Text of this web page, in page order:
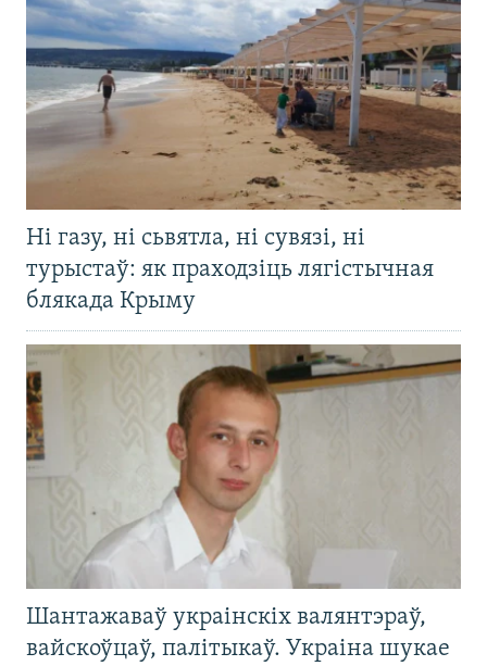
Ні газу, ні сьвятла, ні сувязі, ні
турыстаў: як праходзіць лягістычная
блякада Крыму
Шантажаваў украінскіх валянтэраў,
вайскоўцаў, палітыкаў. Украіна шукае